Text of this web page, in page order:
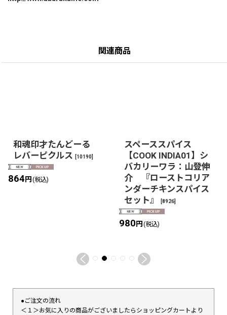
関連商品
和魂印才たんどーる
レバーピクルス [10190]
864円 (税込)
スペーススパイス
【COOK INDIA01】シ
バカリーワラ：山登伸
介 『ローストコリア
ンダーチキンスパイス
セット』
[8926]
980円 (税込)
●ご注文の流れ
＜１＞お気に入りの商品がございましたらショッピングカートより